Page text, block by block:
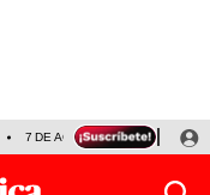
7 DE AGOSTO OLLANTA